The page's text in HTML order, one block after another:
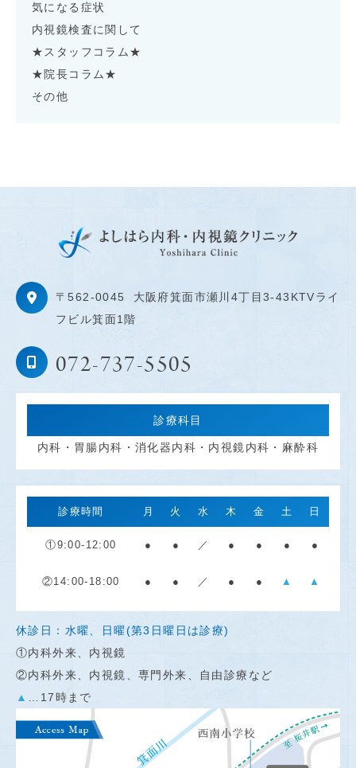
気になる症状
内視鏡検査に関して
★スタッフコラム★
★院長コラム★
その他
〒562-0045
大阪府箕面市瀬川4丁目3-43KTVライ
フビル箕面1階
072-737-5505
診療科目
内科・胃腸内科・消化器内科・内視鏡内科・麻酔科
診療時間 月 火 水 木 金 土 日
①9:00-12:00 ● ● ／ ● ● ● ●
②14:00-18:00 ● ● ／ ● ● ▲ ▲
休診日：水曜、日曜(第3日曜日は診療)
①内科外来、内視鏡
②内科外来、内視鏡、専門外来、自由診療など
▲
…17時まで